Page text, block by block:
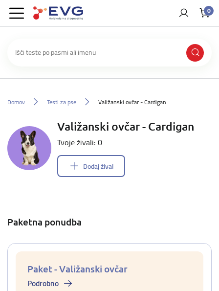
0
Domov Testi za pse Valižanski ovčar - Cardigan
Valižanski ovčar - Cardigan
Tvoje živali: 0
Dodaj žival
Paketna ponudba
Paket - Valižanski ovčar
Podrobno